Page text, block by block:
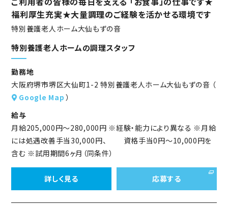
福利厚生充実★大量調理のご経験を活かせる環境です
特別養護老人ホーム大仙もずの音
特別養護老人ホームの調理スタッフ
勤務地
大阪府堺市堺区大仙町1-2 特別養護老人ホーム大仙もずの音 （
Google Map ）
給与
月給205,000円～280,000円 ※経験・能力により異なる ※月給
には処遇改善手当30,000円、 資格手当0円～10,000円を
含む ※試用期間6ヶ月（同条件）
詳しく見る 応募する